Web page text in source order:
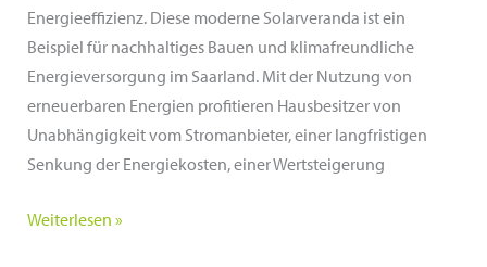
Energieeffizienz. Diese moderne Solarveranda ist ein
Beispiel für nachhaltiges Bauen und klimafreundliche
Energieversorgung im Saarland. Mit der Nutzung von
erneuerbaren Energien profitieren Hausbesitzer von
Unabhängigkeit vom Stromanbieter, einer langfristigen
Senkung der Energiekosten, einer Wertsteigerung
Solarveranda
Weiterlesen »